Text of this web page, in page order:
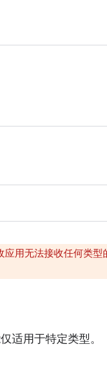
用无法接收任何类型
适用于特定类型。